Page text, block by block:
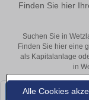
Alle Cookies
Finden Sie hier
Suchen Sie in
Finden Sie hier eine
als Kapitalanlage
in